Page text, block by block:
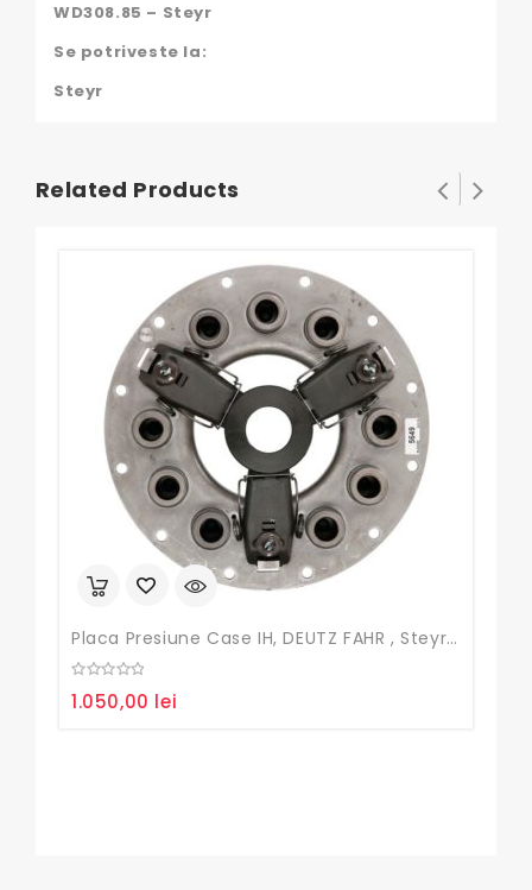
WD308.85 – Steyr
Se potriveste la:
Steyr
Related Products
Placa Presiune Case IH, DEUTZ FAHR , Steyr , MASSEY FERGUSON
out
1.050,00 lei